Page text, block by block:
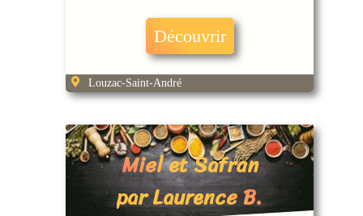
Découvrir
Louzac-Saint-André
Miel et Safran
par Laurence B.